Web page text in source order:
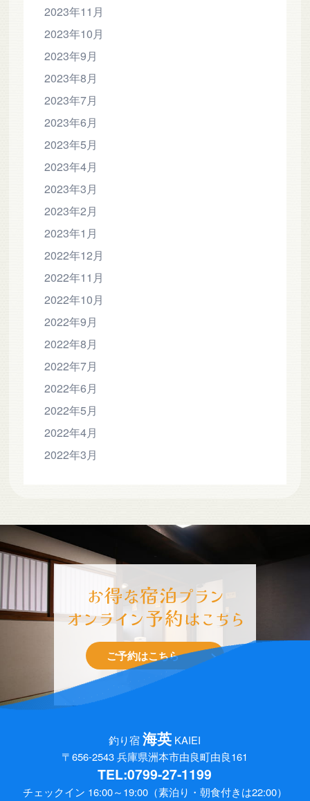
2023年11月
2023年10月
2023年9月
2023年8月
2023年7月
2023年6月
2023年5月
2023年4月
2023年3月
2023年2月
2023年1月
2022年12月
2022年11月
2022年10月
2022年9月
2022年8月
2022年7月
2022年6月
2022年5月
2022年4月
2022年3月
ご予約はこちら
釣り宿海英 KAIEI
〒656-2543兵庫県洲本市由良町由良161
TEL:0799-27-1199
チェックイン 16:00～19:00（素泊り・朝食付きは22:00）